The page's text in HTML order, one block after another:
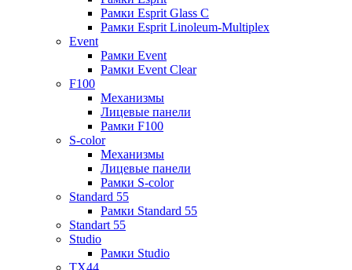
Рамки Esprit Glass C
Рамки Esprit Linoleum-Multiplex
Event
Рамки Event
Рамки Event Clear
F100
Механизмы
Лицевые панели
Рамки F100
S-color
Механизмы
Лицевые панели
Рамки S-color
Standard 55
Рамки Standard 55
Standart 55
Studio
Рамки Studio